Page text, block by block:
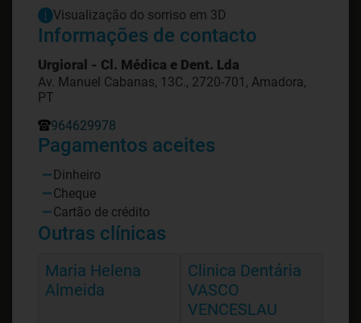
Visualização do sorriso em 3D
Informações de contacto
Urgioral - Cl. Médica e Dent. Lda
Av. Manuel Cabanas, 13C., 2720-701, Amadora,
PT
964629978
Pagamentos aceites
Dinheiro
Cheque
Cartão de crédito
Outras clínicas
Maria Helena
Almeida
Clinica Dentária
VASCO
VENCESLAU